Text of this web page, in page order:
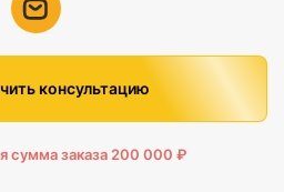
консультацию
сумма заказа 200 000 ₽